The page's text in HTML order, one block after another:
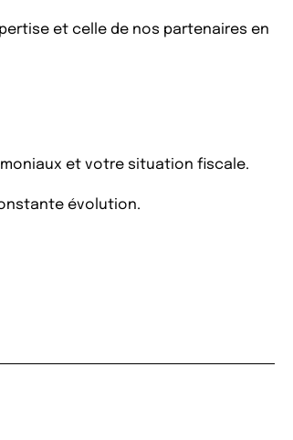
et celle de nos partenaires en
et votre situation fiscale.
évolution.